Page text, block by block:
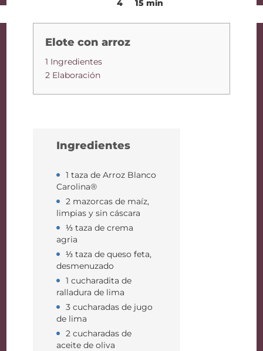
4 15 min
Elote con arroz
1 Ingredientes
2 Elaboración
Ingredientes
1 taza de Arroz Blanco
Carolina®
2 mazorcas de maíz,
limpias y sin cáscara
⅓ taza de crema
agria
⅓ taza de queso feta,
desmenuzado
1 cucharadita de
ralladura de lima
3 cucharadas de jugo
de lima
2 cucharadas de
aceite de oliva